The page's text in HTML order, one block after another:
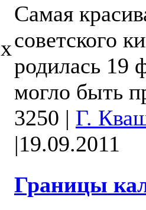
Самая
советского
родилась 19
могло быть
3250 | Г.
|19.09.2011
Границы